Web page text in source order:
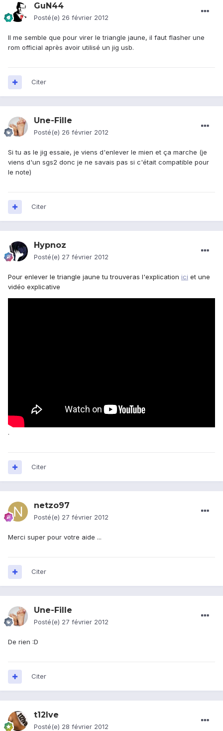
GuN44
Posté(e) 26 février 2012
Il me semble que pour virer le triangle jaune, il faut flasher une
rom official après avoir utilisé un jig usb.
Citer
Une-Fille
Posté(e) 26 février 2012
Si tu as le jig essaie, je viens d'enlever le mien et ça marche (je
viens d'un sgs2 donc je ne savais pas si c'était compatible pour
le note)
Citer
Hypnoz
Posté(e) 27 février 2012
Pour enlever le triangle jaune tu trouveras l'explication ici et une
vidéo explicative
.
Citer
netzo97
Posté(e) 27 février 2012
Merci super pour votre aide ...
Citer
Une-Fille
Posté(e) 27 février 2012
De rien :D
Citer
t12lve
Posté(e) 28 février 2012